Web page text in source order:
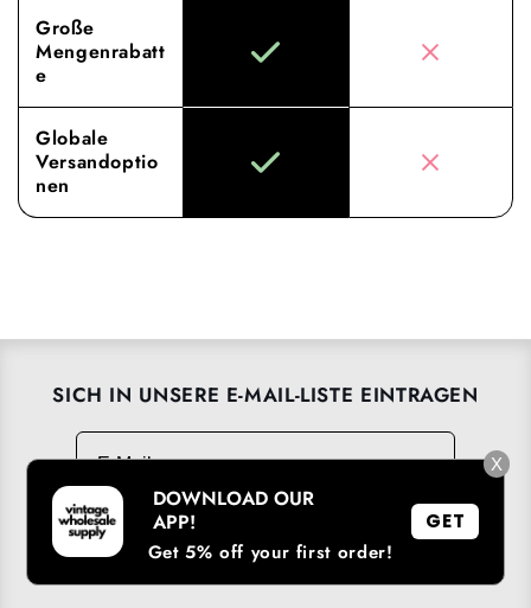
Große
Mengenrabatt
e
Globale
Versandoptio
nen
SICH IN UNSERE E-MAIL-LISTE EINTRAGEN
E-Mail
→
UNSERE APP HERUNTERLADEN
X
DOWNLOAD OUR
APP!
Get 5% off your first order!
GET